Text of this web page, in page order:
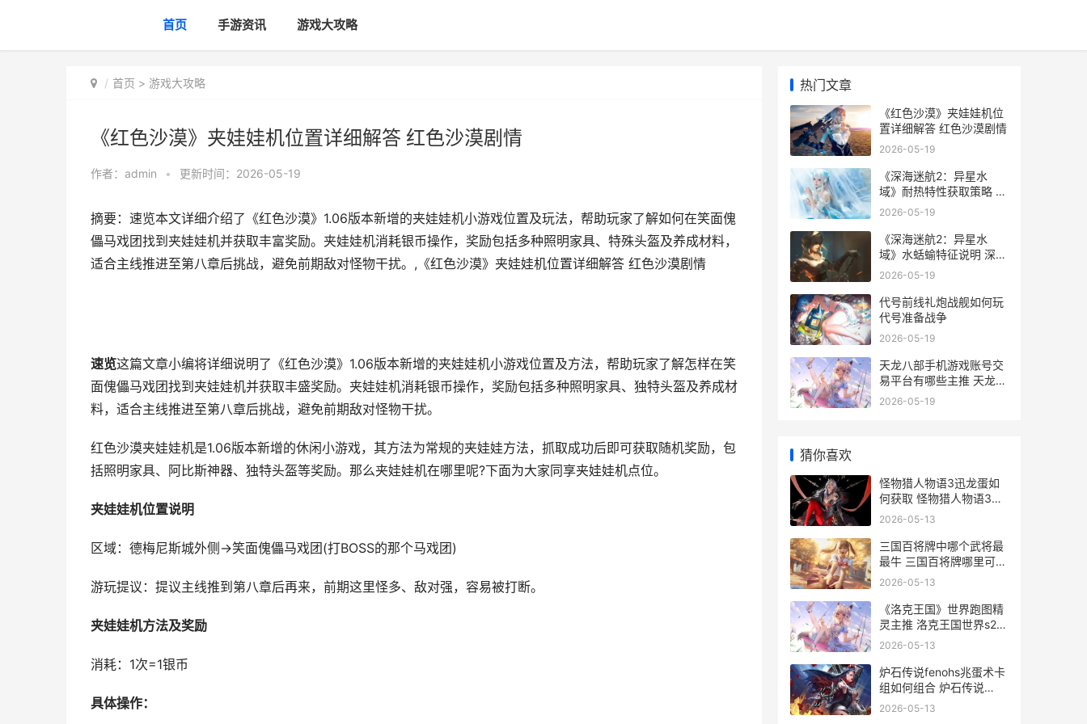
首页 手游资讯 游戏大攻略
首页 > 游戏大攻略
《红色沙漠》夹娃娃机位置详细解答 红色沙漠剧情
作者： admin • 更新时间：2026-05-19
摘要：速览本文详细介绍了《红色沙漠》1.06版本新增的夹娃娃机小游戏位置及玩法，帮助玩家了解如何在笑面傀
儡马戏团找到夹娃娃机并获取丰富奖励。夹娃娃机消耗银币操作，奖励包括多种照明家具、特殊头盔及养成材料，
适合主线推进至第八章后挑战，避免前期敌对怪物干扰。,《红色沙漠》夹娃娃机位置详细解答 红色沙漠剧情
速览这篇文章小编将详细说明了《红色沙漠》1.06版本新增的夹娃娃机小游戏位置及方法，帮助玩家了解怎样在笑
面傀儡马戏团找到夹娃娃机并获取丰盛奖励。夹娃娃机消耗银币操作，奖励包括多种照明家具、独特头盔及养成材
料，适合主线推进至第八章后挑战，避免前期敌对怪物干扰。
红色沙漠夹娃娃机是1.06版本新增的休闲小游戏，其方法为常规的夹娃娃方法，抓取成功后即可获取随机奖励，包
括照明家具、阿比斯神器、独特头盔等奖励。那么夹娃娃机在哪里呢?下面为大家同享夹娃娃机点位。
夹娃娃机位置说明
区域：德梅尼斯城外侧→笑面傀儡马戏团(打BOSS的那个马戏团)
游玩提议：提议主线推到第八章后再来，前期这里怪多、敌对强，容易被打断。
夹娃娃机方法及奖励
消耗：1次=1银币
具体操作：
热门文章
《红色沙漠》夹娃娃机位
置详细解答 红色沙漠剧情
2026-05-19
《深海迷航2：异星水
域》耐热特性获取策略 深
海迷航2下载手游版
2026-05-19
《深海迷航2：异星水
域》水蛞蝓特征说明 深海
迷航2载具有几种
2026-05-19
代号前线礼炮战舰如何玩
代号准备战争
2026-05-19
天龙八部手机游戏账号交
易平台有哪些主推 天龙八
部手游官网畅游客户端下
2026-05-19
猜你喜欢
怪物猎人物语3迅龙蛋如
何获取 怪物猎人物语3轰
龙
2026-05-13
三国百将牌中哪个武将最
最牛 三国百将牌哪里可以
玩
2026-05-13
《洛克王国》世界跑图精
灵主推 洛克王国世界s2赛
季
2026-05-13
炉石传说fenohs兆蛋术卡
组如何组合 炉石传说
fgnb
2026-05-13